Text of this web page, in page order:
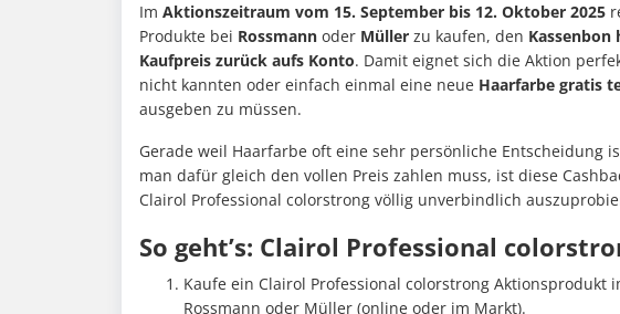
Im Aktionszeitraum vom 15. September bis 12. Oktober 2025
Produkte bei Rossmann oder Müller zu kaufen, den Kassenbon
Kaufpreis zurück aufs Konto. Damit eignet sich die Aktion
nicht kannten oder einfach einmal eine neue Haarfarbe gratis
ausgeben zu müssen.
Gerade weil Haarfarbe oft eine sehr persönliche Entscheidung
man dafür gleich den vollen Preis zahlen muss, ist diese
Clairol Professional colorstrong völlig unverbindlich
So geht’s: Clairol Professional
Kaufe ein Clairol Professional colorstrong Aktionsprodukt
Rossmann oder Müller (online oder im Markt).